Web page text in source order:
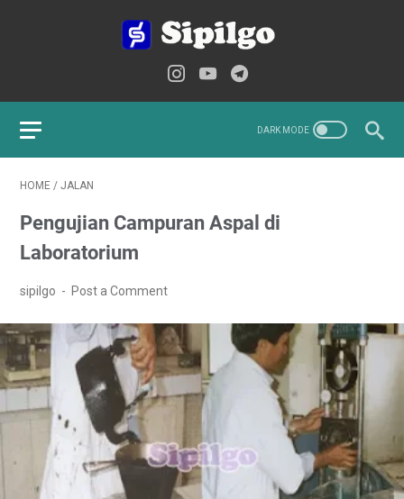
HOME / JALAN
Pengujian Campuran Aspal di
Laboratorium
sipilgo Post a Comment